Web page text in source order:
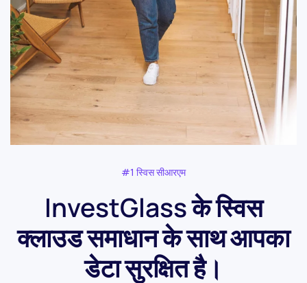
#1 स्विस सीआरएम
InvestGlass के स्विस
क्लाउड समाधान के साथ आपका
डेटा सुरक्षित है।